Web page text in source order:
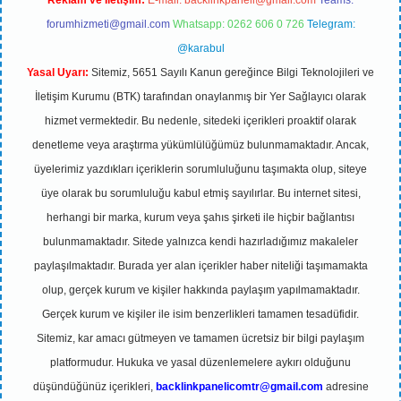
forumhizmeti@gmail.com Whatsapp: 0262 606 0 726 Telegram:
@karabul
Yasal Uyarı: Sitemiz, 5651 Sayılı Kanun gereğince Bilgi Teknolojileri ve
İletişim Kurumu (BTK) tarafından onaylanmış bir Yer Sağlayıcı olarak
hizmet vermektedir. Bu nedenle, sitedeki içerikleri proaktif olarak
denetleme veya araştırma yükümlülüğümüz bulunmamaktadır. Ancak,
üyelerimiz yazdıkları içeriklerin sorumluluğunu taşımakta olup, siteye
üye olarak bu sorumluluğu kabul etmiş sayılırlar. Bu internet sitesi,
herhangi bir marka, kurum veya şahıs şirketi ile hiçbir bağlantısı
bulunmamaktadır. Sitede yalnızca kendi hazırladığımız makaleler
paylaşılmaktadır. Burada yer alan içerikler haber niteliği taşımamakta
olup, gerçek kurum ve kişiler hakkında paylaşım yapılmamaktadır.
Gerçek kurum ve kişiler ile isim benzerlikleri tamamen tesadüfidir.
Sitemiz, kar amacı gütmeyen ve tamamen ücretsiz bir bilgi paylaşım
platformudur. Hukuka ve yasal düzenlemelere aykırı olduğunu
düşündüğünüz içerikleri, backlinkpanelicomtr@gmail.com adresine